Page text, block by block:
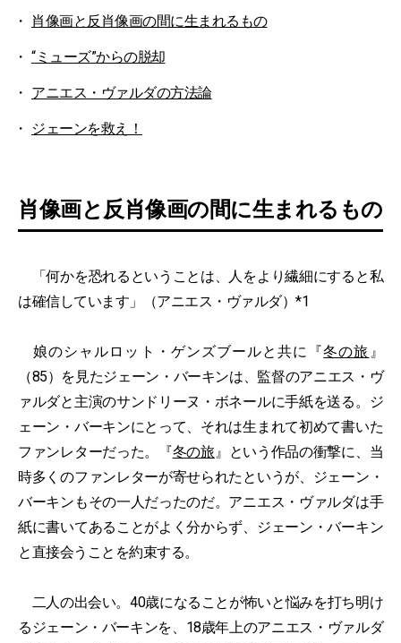
肖像画と反肖像画の間に生まれるもの
“ミューズ”からの脱却
アニエス・ヴァルダの方法論
ジェーンを救え！
肖像画と反肖像画の間に生まれるもの
「何かを恐れるということは、人をより繊細にすると私
は確信しています」（アニエス・ヴァルダ）*1
娘のシャルロット・ゲンズブールと共に『冬の旅 』
（85）を見たジェーン・バーキンは、監督のアニエス・ヴ
ァルダと主演のサンドリーヌ・ボネールに手紙を送る。ジ
ェーン・バーキンにとって、それは生まれて初めて書いた
ファンレターだった。『冬の旅』という作品の衝撃に、当
時多くのファンレターが寄せられたというが、ジェーン・
バーキンもその一人だったのだ。アニエス・ヴァルダは手
紙に書いてあることがよく分からず、ジェーン・バーキン
と直接会うことを約束する。
二人の出会い。40歳になることが怖いと悩みを打ち明け
るジェーン・バーキンを、18歳年上のアニエス・ヴァルダ